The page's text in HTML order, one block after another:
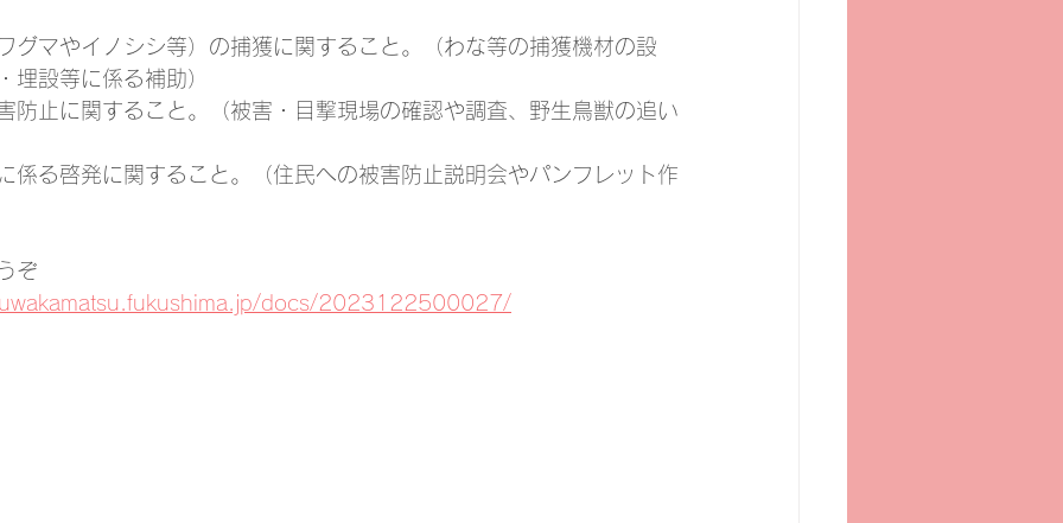
グマやイノシシ等）の捕獲に関すること。（わな等の捕獲機材の設
埋設等に係る補助）
防止に関すること。（被害・目撃現場の確認や調査、野生鳥獣の追い
係る啓発に関すること。（住民への被害防止説明会やパンフレット作
ぞ
docs/2023122500027/